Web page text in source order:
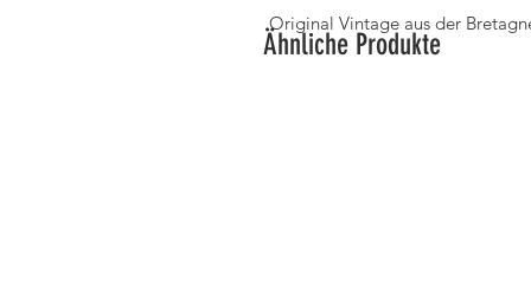
Original Vintage aus der
Ähnliche Produkte